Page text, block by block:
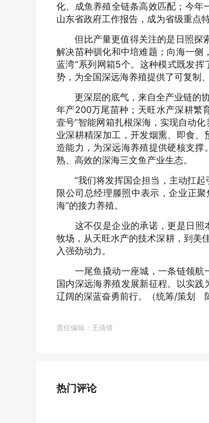
化、成鱼养殖全链条高效匹配；今年
山东省政府工作报告，成为省级重点
但比产量更值得关注的是日照探索
解决苗种驯化和中培难题；向海一侧
蓝湾”系列网箱5个。这种模式既发
势，为全国深远海养殖提供了可复制
更深层的底气，来自全产业链的协
年产200万尾苗种；天旺水产深耕繁
壹号”智能网箱扎根深海，实现自动
业深耕精深加工，开发烟熏、即食
造能力，为深远海养殖提供硬核支
熟、高效的深海三文鱼产业生态。
“我们将发挥国企担当，主动扛起
限公司总经理滕照中表示，企业正
海”的接力养殖。
这不仅是企业的承诺，更是日照
牧场，从天旺水产的技术深耕，到美
入强劲动力。
一尾鱼撬动一座城，一条链领航
国内深远海养殖发展新征程。以实
辽阔的深蓝奋勇前行。（统筹/策划
责任编辑：王倩倩
热门评论